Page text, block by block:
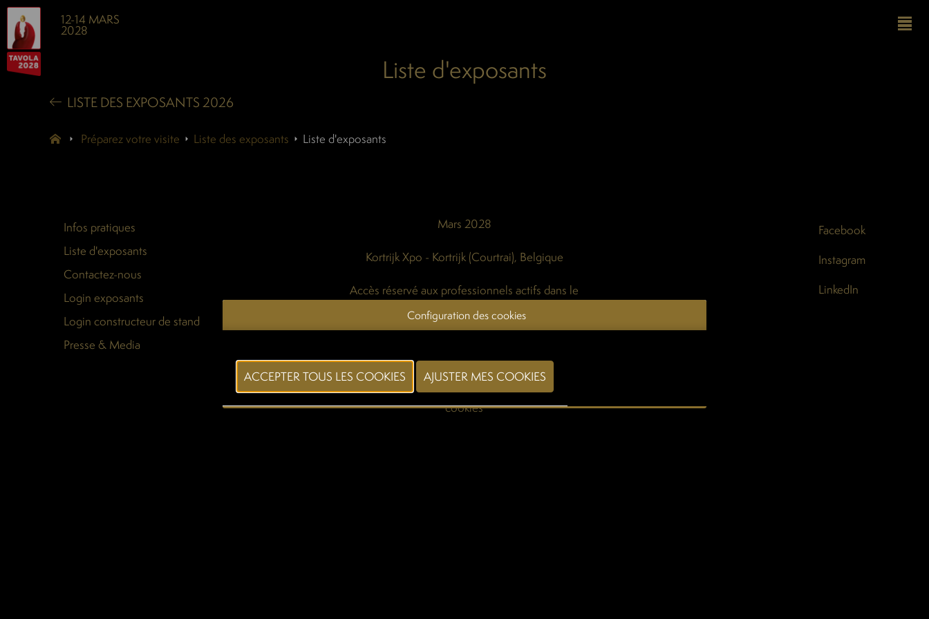
12-14 MARS
2028
Liste d'exposants
LISTE DES EXPOSANTS 2026
Préparez votre visite Liste des exposants Liste d'exposants
Infos pratiques
Liste d'exposants
Contactez-nous
Login exposants
Login constructeur de stand
Presse & Media
Mars 2028
Kortrijk Xpo - Kortrijk (Courtrai), Belgique
Accès réservé aux professionnels actifs dans le
secteur alimentation
Facebook
Instagram
LinkedIn
© 2026, Xpo Group
privacy policy-conditions générales-Consulter les
cookies
Configuration des cookies